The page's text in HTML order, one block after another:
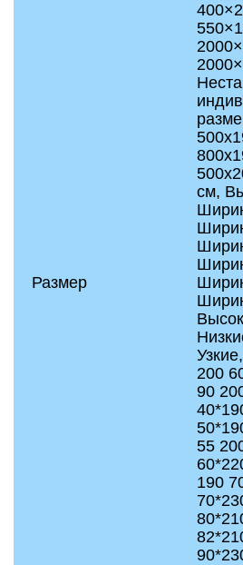
Размер
см,
200
90
55
190